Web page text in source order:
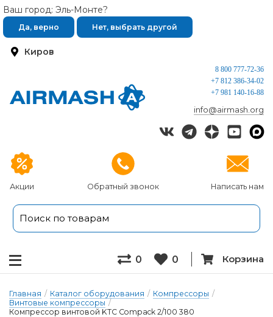
Киров
Ваш город: Эль-Монте?
Да, верно Нет, выбрать другой
Акции Обратный звонок Написать нам
8 800 777-72-36
+7 812 386-34-02
+7 981 140-16-88
info@airmash.org
0 0 Корзина
Главная / Каталог оборудования / Компрессоры /
Винтовые компрессоры /
Компрессор винтовой KTC Compack 2/100 380